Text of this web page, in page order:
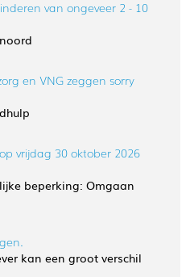
van ongeveer 2 - 10
en VNG zeggen sorry
vrijdag 30 oktober 2026
beperking: Omgaan
kan een groot verschil